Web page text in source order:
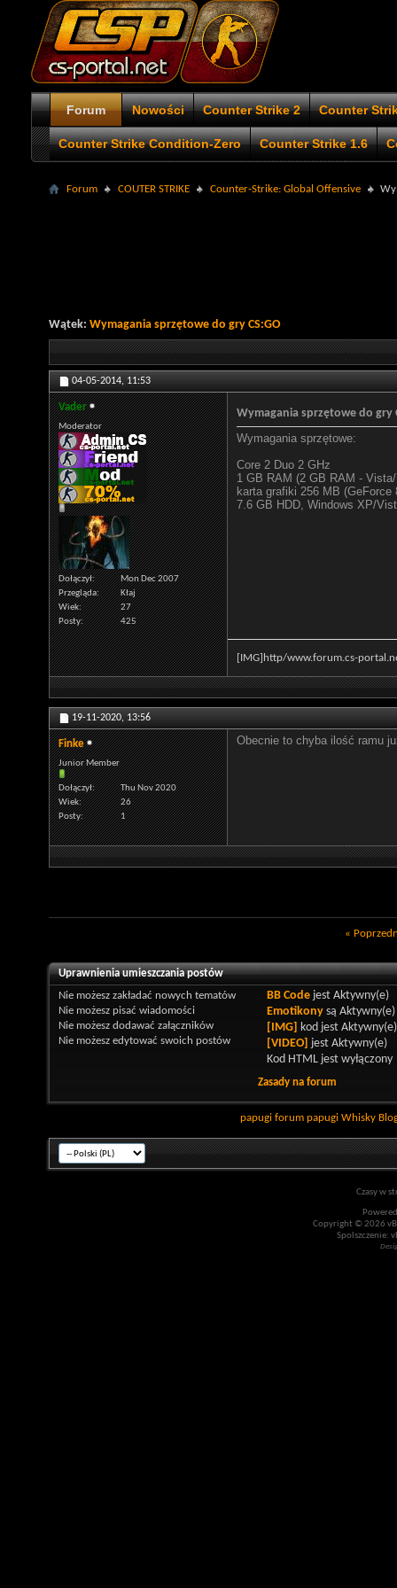
Forum Nowości Counter Strike 2 Counter
Counter Strike Condition-Zero Counter Strike 1.6
Forum COUTER STRIKE Counter-Strike: Global Offensive
Wątek: Wymagania sprzętowe do gry CS:GO
04-05-2014, 11:53
Vader
Moderator
Dołączył
Mon Dec 2007
Przegląda
Kłaj
Wiek
27
Posty
425
Wymagania sprzętowe do gry
Wymagania sprzętowe:
Core 2 Duo 2 GHz
1 GB RAM (2 GB RAM -
karta grafiki 256 MB (GeForce
7.6 GB HDD, Windows XP/
[IMG]http/www.forum.cs-
19-11-2020, 13:56
Finke
Junior Member
Dołączył
Thu Nov 2020
Wiek
26
Posty
1
Obecnie to chyba ilość ramu
«
Uprawnienia umieszczania postów
Nie możesz zakładać nowych tematów
Nie możesz pisać wiadomości
Nie możesz dodawać załączników
Nie możesz edytować swoich postów
BB Codejest Aktywny(e)
Emotikonysą Aktywny(e)
[IMG]
kod jest Aktywny(e)
[VIDEO] jest Aktywny(e)
Kod HTML jest wyłączony
Zasady na forum
papugi forum papugi Whisky
Czasy w
Copyright © 2026
Spolszczenie: